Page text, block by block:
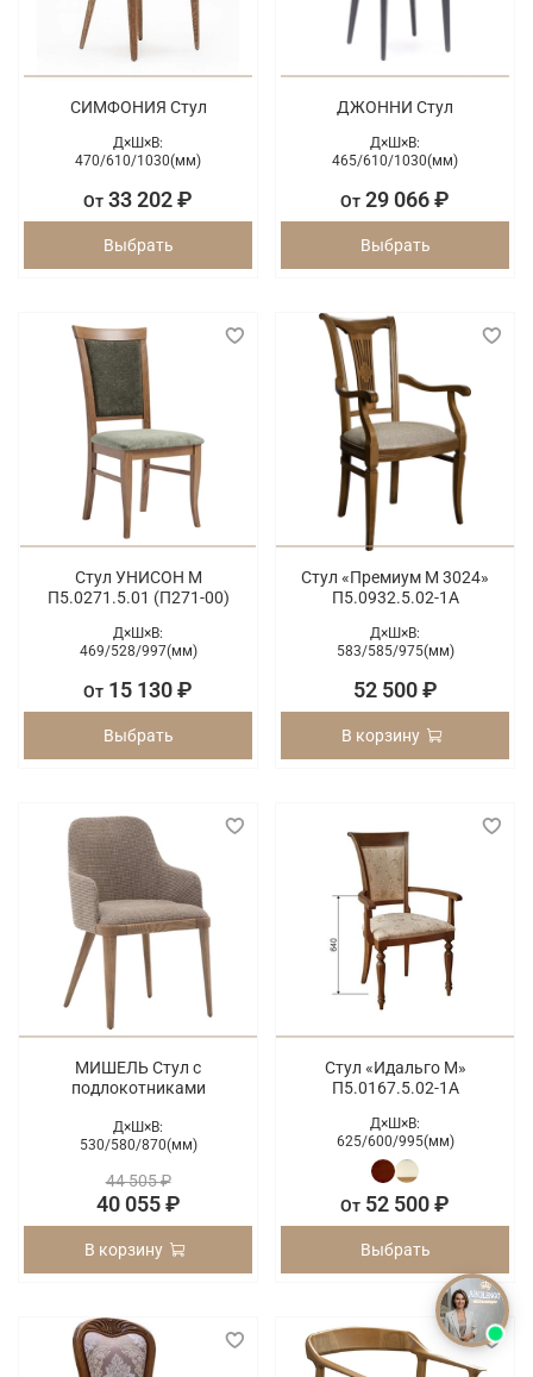
СИМФОНИЯ Стул
Д×Ш×В:
470/610/1030(мм)
От 33 202 ₽
Выбрать
ДЖОННИ Стул
Д×Ш×В:
465/610/1030(мм)
От 29 066 ₽
Выбрать
Стул УНИСОН М
П5.0271.5.01 (П271-00)
Д×Ш×В:
469/528/997(мм)
От 15 130 ₽
Выбрать
Стул «Премиум М 3024»
П5.0932.5.02-1А
Д×Ш×В:
583/585/975(мм)
52 500 ₽
В корзину
МИШЕЛЬ Стул с
подлокотниками
Д×Ш×В:
530/580/870(мм)
44 505 ₽
40 055 ₽
В корзину
Стул «Идальго М»
П5.0167.5.02-1A
Д×Ш×В:
625/600/995(мм)
От 52 500 ₽
Выбрать